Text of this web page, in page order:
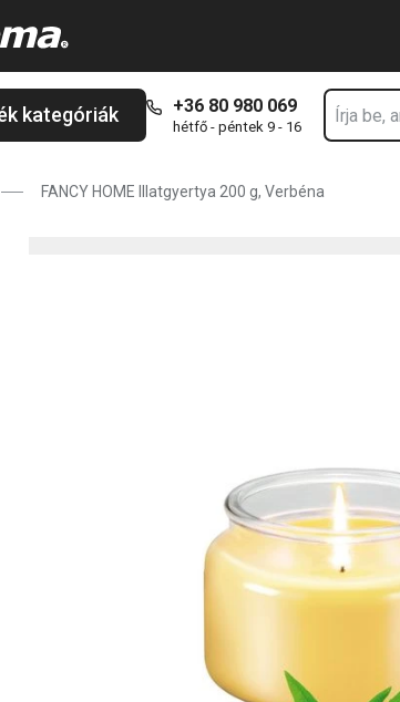
kategóriák +36 80 980 069
hétfő - péntek 9 - 16
FANCY HOME Illatgyertya 200 g, Verbéna